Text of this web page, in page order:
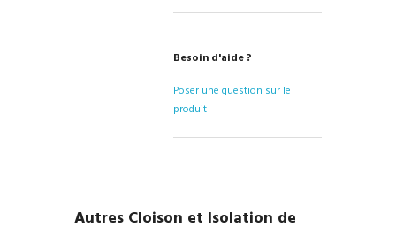
Besoin d'aide ?
Poser une question sur le
produit
Autres Cloison et Isolation de